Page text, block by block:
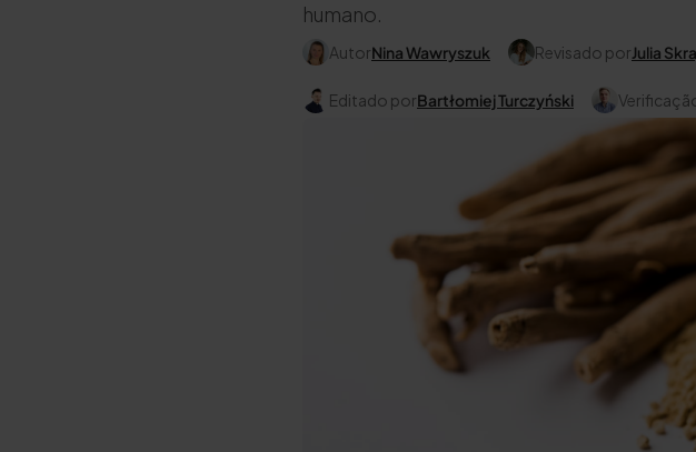
humano.
AutorNina Wawryszuk Revisado porJulia
Editado porBartłomiej Turczyński